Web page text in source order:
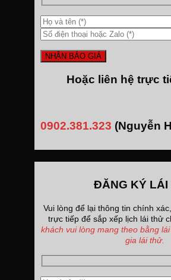
Hoặc liên hệ trực
0902.381.323 (Nguyễn
ĐĂNG KÝ LÁI
Vui lòng để lại thông tin chính
trực tiếp để sắp xếp lịch lái thử
khách vui lòng mang theo bằng
gia lái thử.